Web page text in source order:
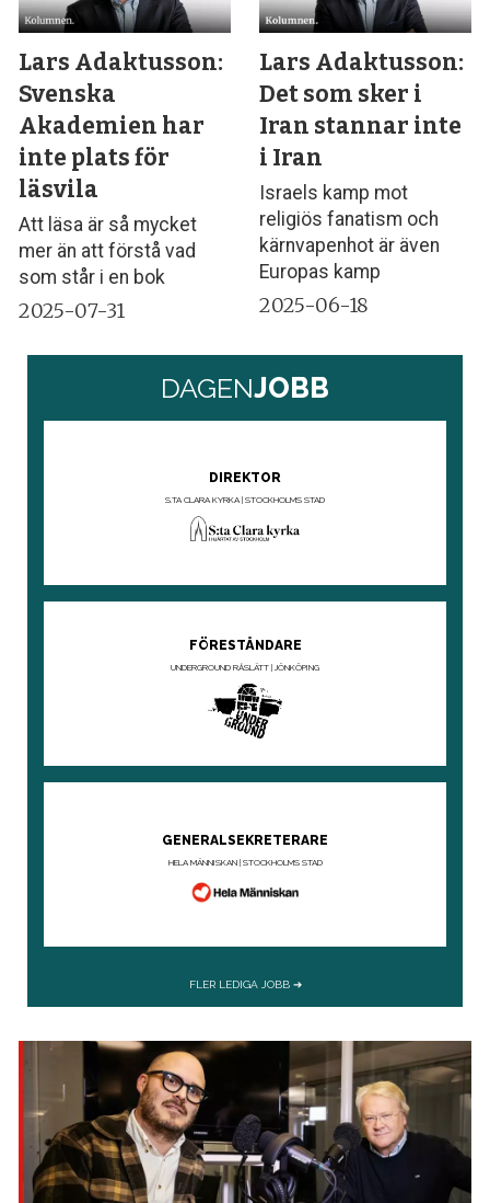
Lars Adaktusson:
Svenska
Akademien har
inte plats för
läsvila
Att läsa är så mycket
mer än att förstå vad
som står i en bok
2025-07-31
Lars Adaktusson:
Det som sker i
Iran stannar inte
i Iran
Israels kamp mot
religiös fanatism och
kärnvapenhot är även
Europas kamp
2025-06-18